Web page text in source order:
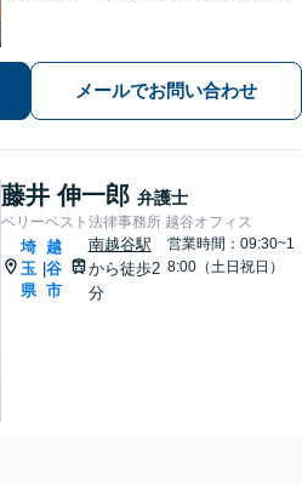
ずご相談ください【完全個室】【せん
げん台駅より徒歩5分】
メールでお問い合わせ
藤井 伸一郎 弁護士
ベリーベスト法律事務所 越谷オフィス
埼
玉
県
|
越
谷
市
南越谷駅
から徒歩2
分
営業時間：09:30~1
8:00（土日祝日）